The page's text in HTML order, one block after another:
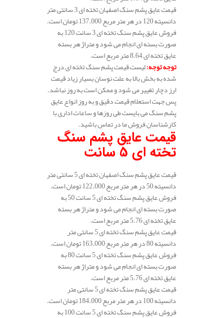
قیمت عایق پشم سنگ اصفهان تخته ای 3 سانتی متر
دانسیته 120 در هر متر مربع 137.000 تومان است.
فروش عایق پشم سنگ تخته ای 3 سانت 120 به
صورت بسته ای انجام می شود و متراژ هر بسته
عایق تخته ای 8.64 متر مربع است.
توجه توجه:لیست قیمت پشم سنگ تخته ای درج
شده به بخش بالا به علت نوسان بسیار زیاد قیمت
ارز دچار تغییر می شود و ممکن است به روز نباشد.
پس جهت استعلام قیمت دقیق و به روز انواع عایق
پشم سنگ می بایست طی روزها و ساعات اداری با
کارشناسان فروش ما در تماس باشید.
قیمت عایق پشم سنگ
تخته ای 5 سانت
قیمت عایق پشم سنگ اصفهان تخته ای 5 سانتی متر
دانسیته 50 در هر متر مربع 122.000 تومان است.
فروش عایق پشم سنگ تخته ای 5 سانت 50 به
صورت بسته ای انجام می شود و متراژ هر بسته
عایق تخته ای 5.76 متر مربع است.
قیمت عایق پشم سنگ تخته ای 5 سانتی متر
دانسیته 80 در هر متر مربع 163.000 تومان است.
فروش عایق پشم سنگ تخته ای 5 سانت 80 به
صورت بسته ای انجام می شود و متراژ هر بسته
عایق تخته ای 5.76 متر مربع است.
قیمت عایق پشم سنگ تخته ای 5 سانتی متر
دانسیته 100 در هر متر مربع 184.000 تومان است.
فروش عایق پشم سنگ تخته ای 5 سانت 100 به